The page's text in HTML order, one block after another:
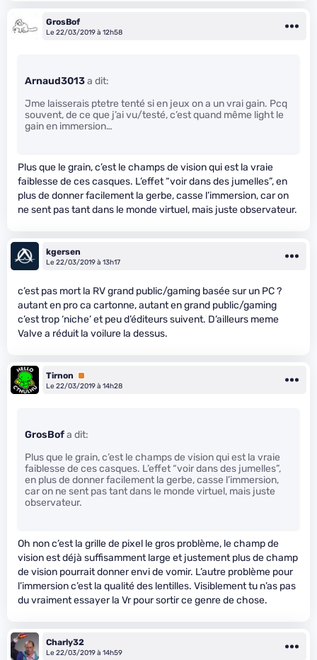
GrosBof
Le 22/03/2019 à 12h58
Arnaud3013a dit:
Jme laisserais ptetre tenté si en jeux on a un vrai gain. Pcq
souvent, de ce que j’ai vu/testé, c’est quand même light le
gain en immersion…
Plus que le grain, c’est le champs de vision qui est la vraie
faiblesse de ces casques. L’effet “voir dans des jumelles”, en
plus de donner facilement la gerbe, casse l’immersion, car on
ne sent pas tant dans le monde virtuel, mais juste observateur.
kgersen
Le 22/03/2019 à 13h17
c’est pas mort la RV grand public/gaming basée sur un PC ?
autant en pro ca cartonne, autant en grand public/gaming
c’est trop ‘niche’ et peu d’éditeurs suivent. D’ailleurs meme
Valve a réduit la voilure la dessus.
Tirnon
Premium
Le 22/03/2019 à 14h28
GrosBofa dit:
Plus que le grain, c’est le champs de vision qui est la vraie
faiblesse de ces casques. L’effet “voir dans des jumelles”,
en plus de donner facilement la gerbe, casse l’immersion,
car on ne sent pas tant dans le monde virtuel, mais juste
observateur.
Oh non c’est la grille de pixel le gros problème, le champ de
vision est déjà suffisamment large et justement plus de champ
de vision pourrait donner envi de vomir. L’autre problème pour
l’immersion c’est la qualité des lentilles. Visiblement tu n’as pas
du vraiment essayer la Vr pour sortir ce genre de chose.
Charly32
Le 22/03/2019 à 14h59